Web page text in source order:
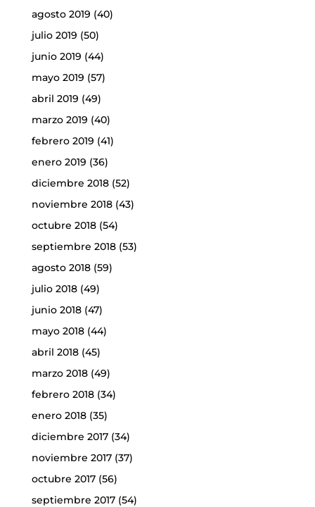
agosto 2019 (40)
julio 2019 (50)
junio 2019 (44)
mayo 2019 (57)
abril 2019 (49)
marzo 2019 (40)
febrero 2019 (41)
enero 2019 (36)
diciembre 2018(52)
noviembre 2018(43)
octubre 2018(54)
septiembre 2018(53)
agosto 2018(59)
julio 2018(49)
junio 2018(47)
mayo 2018(44)
abril 2018(45)
marzo 2018(49)
febrero 2018(34)
enero 2018(35)
diciembre 2017(34)
noviembre 2017(37)
octubre 2017(56)
septiembre 2017(54)